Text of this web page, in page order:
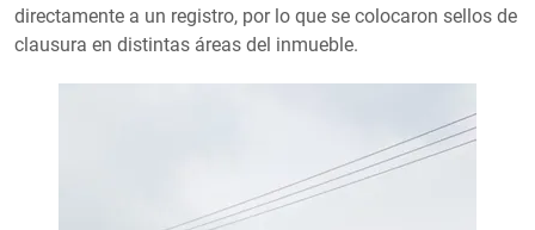
directamente a un registro, por lo que se colocaron sellos de
clausura en distintas áreas del inmueble.